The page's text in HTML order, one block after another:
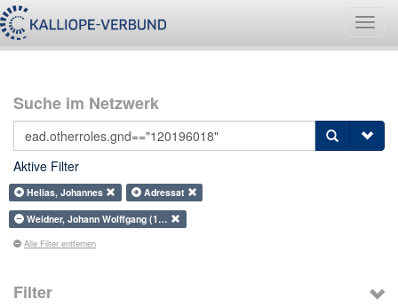
Suche im Netzwerk
Aktive Filter
Helias, Johannes
Adressat
Weidner, Johann Wolffgang (1…
Alle Filter entfernen
Filter